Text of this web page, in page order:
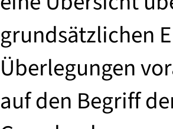
grundsätzlichen
Überlegungen
auf den Begriff